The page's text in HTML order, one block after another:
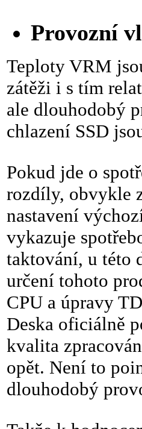
Provozní
Teploty VRM
zátěži i s tím
ale dlouhodobý
chlazení SSD
Pokud jde o
rozdíly, obvykle
nastavení
vykazuje
taktování, u této
určení tohoto
CPU a úpravy
Deska oficiálně
kvalita
opět. Není to
dlouhodobý